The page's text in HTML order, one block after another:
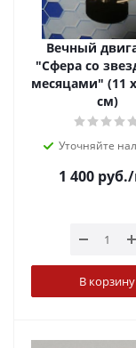
Вечный
"Сфера со
месяцами" (11
см)
Уточняйте
1 400руб.
В корзину